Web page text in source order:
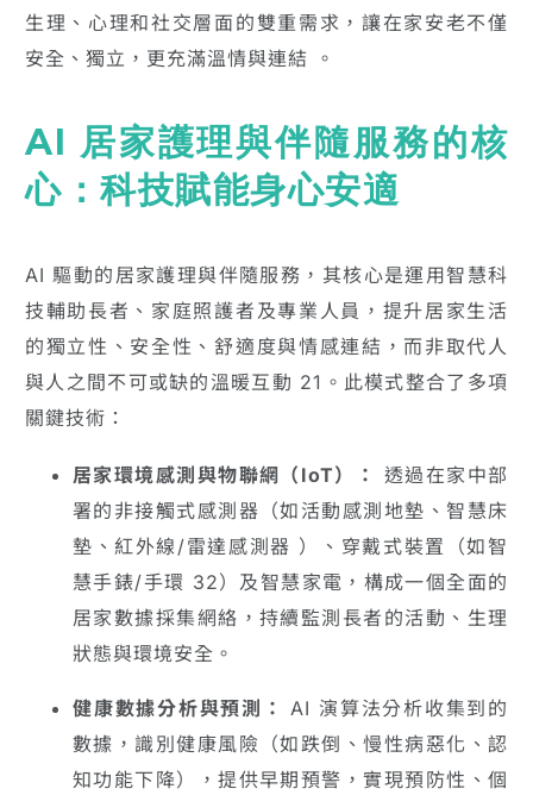
生理、心理和社交層面的雙重需求，讓在家安老不僅
安全、獨立，更充滿溫情與連結 。
AI 居家護理與伴隨服務的核
心：科技賦能身心安適
AI 驅動的居家護理與伴隨服務，其核心是運用智慧科
技輔助長者、家庭照護者及專業人員，提升居家生活
的獨立性、安全性、舒適度與情感連結，而非取代人
與人之間不可或缺的溫暖互動 21。此模式整合了多項
關鍵技術：
居家環境感測與物聯網（IoT）：
透過在家中部
署的非接觸式感測器（如活動感測地墊、智慧床
墊、紅外線/雷達感測器 ）、穿戴式裝置（如智
慧手錶/手環 32）及智慧家電，構成一個全面的
居家數據採集網絡，持續監測長者的活動、生理
狀態與環境安全。
健康數據分析與預測： AI 演算法分析收集到的
數據，識別健康風險（如跌倒、慢性病惡化、認
知功能下降），提供早期預警，實現預防性、個